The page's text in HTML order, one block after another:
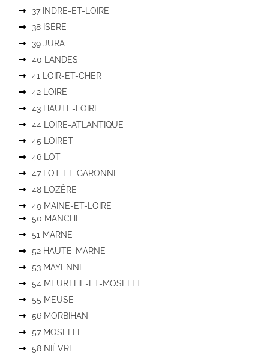
37 INDRE-ET-LOIRE
38 ISÈRE
39 JURA
40 LANDES
41 LOIR-ET-CHER
42 LOIRE
43 HAUTE-LOIRE
44 LOIRE-ATLANTIQUE
45 LOIRET
46 LOT
47 LOT-ET-GARONNE
48 LOZÈRE
49 MAINE-ET-LOIRE
50 MANCHE
51 MARNE
52 HAUTE-MARNE
53 MAYENNE
54 MEURTHE-ET-MOSELLE
55 MEUSE
56 MORBIHAN
57 MOSELLE
58 NIÈVRE